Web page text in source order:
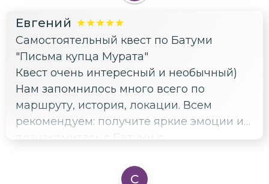
Евгений
Самостоятельный квест по Батуми
"Письма купца Мурата"
Квест очень интересный и необычный)
Нам запомнилось много всего по
маршруту, история, локации. Всем
рекомендуем: получите яркие эмоции и
познакомитесь с Батуми с
С